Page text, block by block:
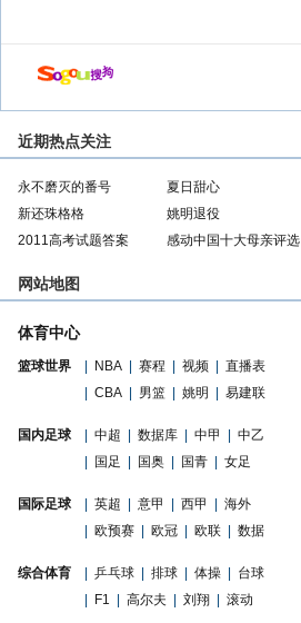
近期热点关注
永不磨灭的番号 夏日甜心
新还珠格格
姚明退役
2011高考试题答案
感动中国十大母亲评选
网站地图
体育中心
篮球世界 NBA 赛程 视频
直播表
CBA 男篮 姚明 易建联
国内足球 中超 数据库 中甲
中乙
国足 国奥 国青 女足
国际足球 英超 意甲 西甲
海外
欧预赛 欧冠 欧联 数据
综合体育 乒乓球 排球 体操
台球
F1 高尔夫 刘翔 滚动